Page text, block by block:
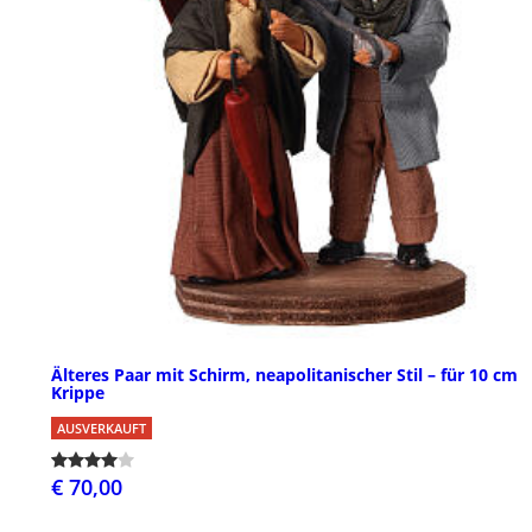
Älteres Paar mit Schirm, neapolitanischer Stil – für 10 cm
Krippe
AUSVERKAUFT
€ 70,00